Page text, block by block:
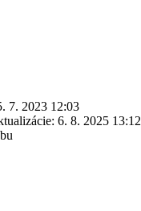
7. 2023 12:03
6. 8. 2025 13:12